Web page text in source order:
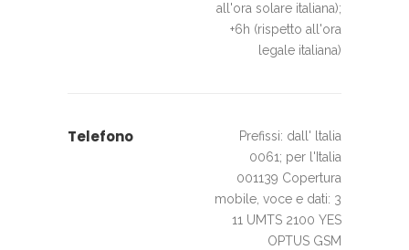
all'ora solare italiana);
+6h (rispetto all'ora
legale italiana)
Telefono
Prefissi: dall' ltalia
0061; per l'Italia
001139 Copertura
mobile, voce e dati: 3
11 UMTS 2100 YES
OPTUS GSM